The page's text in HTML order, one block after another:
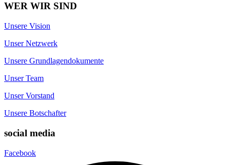
WER WIR SIND
Unsere Vision
Unser Netzwerk
Unsere Grundlagendokumente
Unser Team
Unser Vorstand
Unsere Botschafter
social media
Facebook